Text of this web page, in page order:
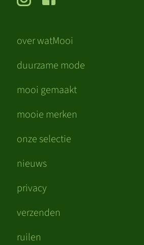
over watMooi
duurzame mode
mooi gemaakt
mooie merken
onze selectie
nieuws
privacy
verzenden
ruilen